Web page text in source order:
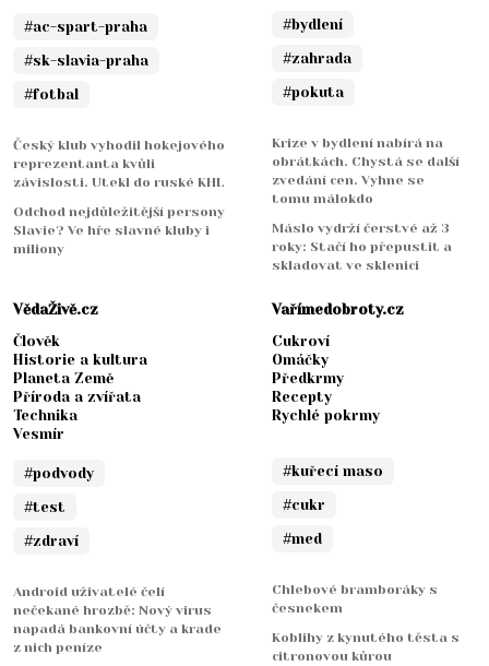
#ac-spart-praha
#sk-slavia-praha
#fotbal
Český klub vyhodil hokejového
reprezentanta kvůli
závislosti. Utekl do ruské KHL
Odchod nejdůležitější persony
Slavie? Ve hře slavné kluby i
miliony
#bydlení
#zahrada
#pokuta
Krize v bydlení nabírá na
obrátkách. Chystá se další
zvedání cen. Vyhne se
tomu málokdo
Máslo vydrží čerstvé až 3
roky: Stačí ho přepustit a
skladovat ve sklenici
VědaŽivě.cz
Člověk
Historie a kultura
Planeta Země
Příroda a zvířata
Technika
Vesmír
#podvody
#test
#zdraví
Android uživatelé čelí
nečekané hrozbě: Nový virus
napadá bankovní účty a krade
z nich peníze
Vařímedobroty.cz
Cukroví
Omáčky
Předkrmy
Recepty
Rychlé pokrmy
#kuřecí maso
#cukr
#med
Chlebové bramboráky s
česnekem
Koblihy z kynutého těsta s
citronovou kůrou